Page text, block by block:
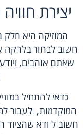
יצירת
המוזיקה היא חלק
חשוב לבחור בלהקה
שאתם אוהבים,
כדאי להתחיל
המוקדמות, ולעבור
חשוב לוודא שהציוד